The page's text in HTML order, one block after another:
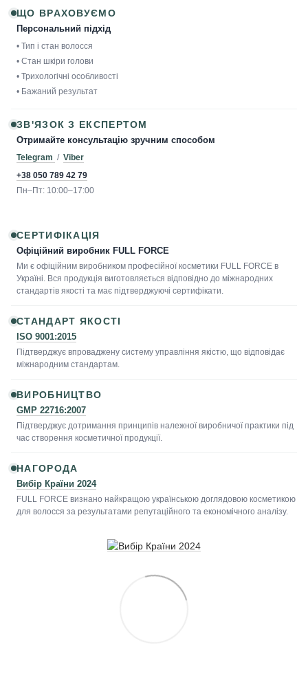
ЩО ВРАХОВУЄМО
Персональний підхід
• Тип і стан волосся
• Стан шкіри голови
• Трихологічні особливості
• Бажаний результат
ЗВ'ЯЗОК З ЕКСПЕРТОМ
Отримайте консультацію зручним способом
Telegram / Viber
+38 050 789 42 79
Пн–Пт: 10:00–17:00
СЕРТИФІКАЦІЯ
Офіційний виробник FULL FORCE
Ми є офіційним виробником професійної косметики FULL FORCE в
Україні. Вся продукція виготовляється відповідно до міжнародних
стандартів якості та має підтверджуючі сертифікати.
СТАНДАРТ ЯКОСТІ
ISO 9001:2015
Підтверджує впроваджену систему управління якістю, що відповідає
міжнародним стандартам.
ВИРОБНИЦТВО
GMP 22716:2007
Підтверджує дотримання принципів належної виробничої практики під
час створення косметичної продукції.
НАГОРОДА
Вибір Країни 2024
FULL FORCE визнано найкращою українською доглядовою косметикою
для волосся за результатами репутаційного та економічного аналізу.